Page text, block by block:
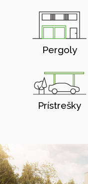
Pergoly
Prístrešky